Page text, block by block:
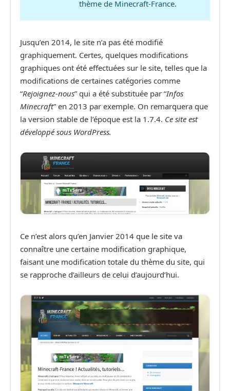
thème de Minecraft-France.
Jusqu’en 2014, le site n’a pas été modifié
graphiquement. Certes, quelques modifications
graphiques ont été effectuées sur le site, telles que la
modifications de certaines catégories comme
“Rejoignez-nous” qui a été substituée par “Infos
Minecraft” en 2013 par exemple. On remarquera que
la version stable de l’époque est la 1.7.4. Ce site est
développé sous WordPress.
Ce n’est alors qu’en Janvier 2014 que le site va
connaître une certaine modification graphique,
faisant une modification totale du thème du site, qui
se rapproche d’ailleurs de celui d’aujourd’hui.